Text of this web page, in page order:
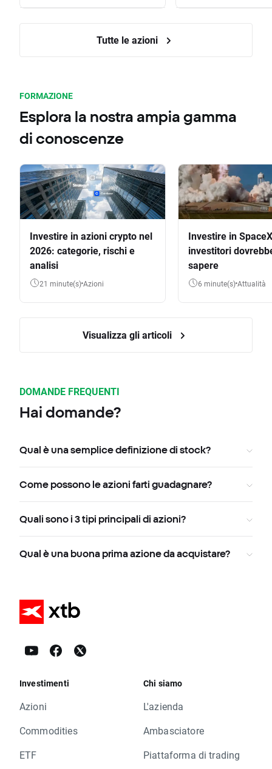
Tutte le azioni
FORMAZIONE
Esplora la nostra ampia gamma
di conoscenze
Investire in azioni crypto nel
2026: categorie, rischi e
analisi
21 minute(s) Azioni
Investire in
investitori
sapere
6 minute(s) Attualità
Visualizza gli articoli
DOMANDE FREQUENTI
Hai domande?
Qual è una semplice definizione di stock?
Come possono le azioni farti guadagnare?
Quali sono i 3 tipi principali di azioni?
Qual è una buona prima azione da acquistare?
Investimenti
Azioni
Commodities
ETF
Chi siamo
L'azienda
Ambasciatore
Piattaforma di trading